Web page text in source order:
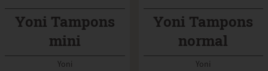
Yoni Tampons
mini
Yoni
Yoni Tampons
normal
Yoni